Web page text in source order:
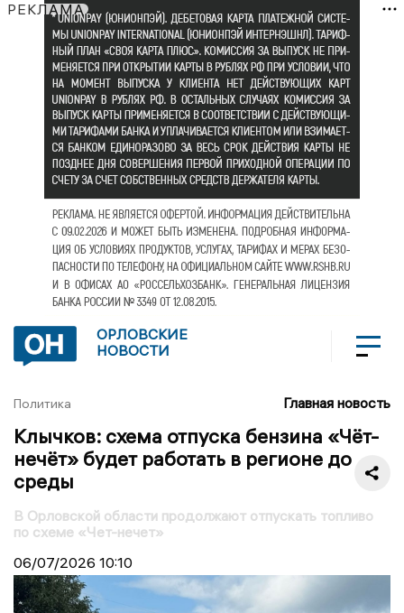
РЕКЛАМА
ОРЛОВСКИЕ
НОВОСТИ
Политика Главная новость
Клычков: схема отпуска бензина «Чёт-
нечёт» будет работать в регионе до
среды
В Орловской области продолжают отпускать топливо
по схеме «Чет-нечет»
06/07/2026 10:10